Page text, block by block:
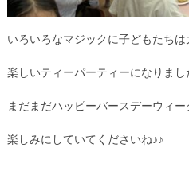
いろいろなマジックに子どもたちは
楽しいティーパーティーになりまし
まだまだハッピーバースデーウィ
楽しみにしていてくださいね♪♪